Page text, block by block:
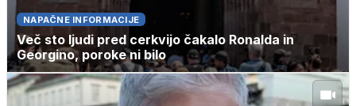
NAPAČNE INFORMACIJE
Več sto ljudi pred cerkvijo čakalo Ronalda in
Georgino, poroke ni bilo